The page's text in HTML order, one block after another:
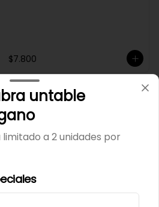
$7.800
MANÍ CONFITADO
MERCADO SILVESTRE 200
GR
untable
a 2 unidades por